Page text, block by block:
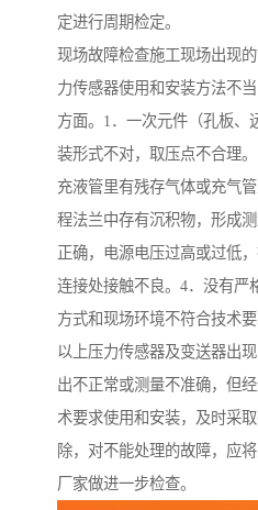
定进行周期检定。
现场故障检查施工现场出现
力传感器使用和安装方法不
方面。1．一次元件（孔板、
装形式不对，取压点不合理
充液管里有残存气体或充气
程法兰中存有沉积物，形成
正确，电源电压过高或过低
连接处接触不良。4．没有严
方式和现场环境不符合技术要
以上压力传感器及变送器出
出不正常或测量不准确，但
术要求使用和安装，及时采
除，对不能处理的故障，应
厂家做进一步检查。